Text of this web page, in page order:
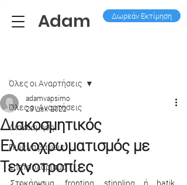
Adam Δωρεάν Εκτίμηση
Όλες οι Aναρτήσεις
Διακόσμηση
Πως να βάψεις;
Σπατουλάρισμα
Όλες οι Aναρτήσεις
Διακοσμητικός
Ελαιοχρωματισμός με
Τεχνοτροπίες
adamvapsimo
23 Δεκ 2022